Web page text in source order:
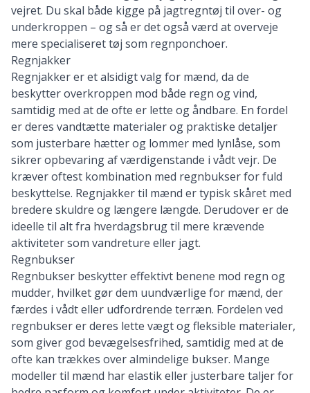
vejret. Du skal både kigge på jagtregntøj til over- og
underkroppen – og så er det også værd at overveje
mere specialiseret tøj som regnponchoer.
Regnjakker
Regnjakker er et alsidigt valg for mænd, da de
beskytter overkroppen mod både regn og vind,
samtidig med at de ofte er lette og åndbare. En fordel
er deres vandtætte materialer og praktiske detaljer
som justerbare hætter og lommer med lynlåse, som
sikrer opbevaring af værdigenstande i vådt vejr. De
kræver oftest kombination med regnbukser for fuld
beskyttelse. Regnjakker til mænd er typisk skåret med
bredere skuldre og længere længde. Derudover er de
ideelle til alt fra hverdagsbrug til mere krævende
aktiviteter som vandreture eller jagt.
Regnbukser
Regnbukser beskytter effektivt benene mod regn og
mudder, hvilket gør dem uundværlige for mænd, der
færdes i vådt eller udfordrende terræn. Fordelen ved
regnbukser er deres lette vægt og fleksible materialer,
som giver god bevægelsesfrihed, samtidig med at de
ofte kan trækkes over almindelige bukser. Mange
modeller til mænd har elastik eller justerbare taljer for